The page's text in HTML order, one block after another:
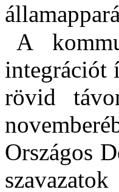
A
integrációt
rövid
Országos